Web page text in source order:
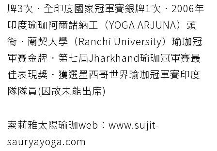
牌3次．全印度國家冠軍賽銀牌1次．2006年
印度瑜珈阿爾諸納王（YOGA ARJUNA）頭
銜．蘭契大學（Ranchi University）瑜珈冠
軍賽金牌．第七屆Jharkhand瑜珈冠軍賽最
佳表現獎．獲選墨西哥世界瑜珈冠軍賽印度
隊隊員(因故未能出席)
索莉雅太陽瑜珈web：www.sujit-
sauryayoga.com